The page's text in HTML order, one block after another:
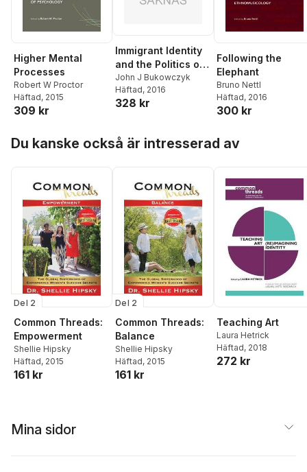
Higher Mental
Processes
Robert W Proctor
Häftad, 2015
309 kr
Immigrant Identity
and the Politics of
Citizenship
John J Bukowczyk
Häftad, 2016
328 kr
Following the
Elephant
Bruno Nettl
Häftad, 2016
300 kr
Du kanske också är intresserad av
Del 2
Common Threads:
Empowerment
Shellie Hipsky
Häftad, 2015
161 kr
Del 2
Common Threads:
Balance
Shellie Hipsky
Häftad, 2015
161 kr
Teaching Art
Laura Hetrick
Häftad, 2018
272 kr
Mina sidor